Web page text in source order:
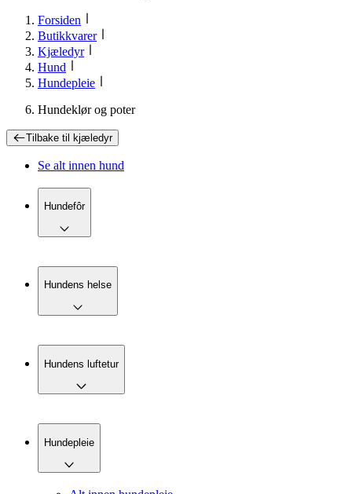
Forsiden
Butikkvarer
Kjæledyr
Hund
Hundepleie
Hundeklør og poter
Tilbake til kjæledyr
Se alt innen hund
Hundefôr
Hundens helse
Hundens luftetur
Hundepleie